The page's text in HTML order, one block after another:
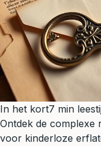
In het kort7 min
Ontdek de complexe
voor kinderloze